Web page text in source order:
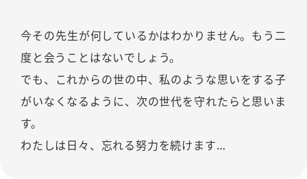
今その先生が何しているかはわかりません。もう二
度と会うことはないでしょう。
でも、これからの世の中、私のような思いをする子
がいなくなるように、次の世代を守れたらと思いま
す。
わたしは日々、忘れる努力を続けます…